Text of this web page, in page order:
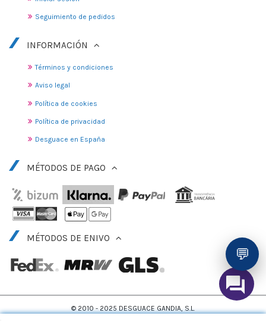
Seguimiento de pedidos
INFORMACIÓN
Términos y condiciones
Aviso legal
Política de cookies
Política de privacidad
Desguace en España
MÉTODOS DE PAGO
MÉTODOS DE ENIVO
💬
© 2010 - 2025 DESGUACE GANDIA, S.L.